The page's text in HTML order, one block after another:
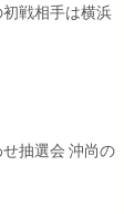
戦相手は横浜
抽選会 沖尚の